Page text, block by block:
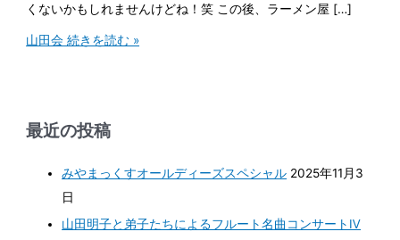
くないかもしれませんけどね！笑 この後、ラーメン屋 […]
山田会 続きを読む »
最近の投稿
みやまっくすオールディーズスペシャル 2025年11月3
日
山田明子と弟子たちによるフルート名曲コンサートⅣ